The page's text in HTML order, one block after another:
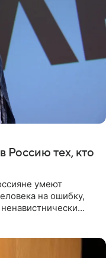
Россию тех, кто
умеют
на ошибку,